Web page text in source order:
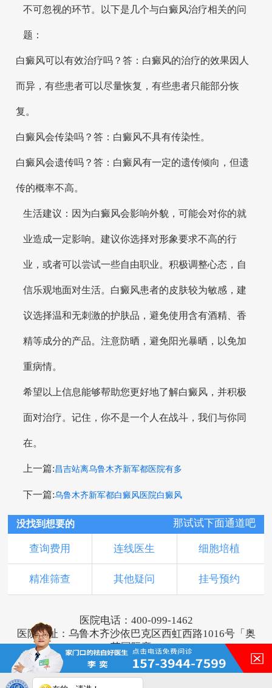
不可忽视的环节。以下是几个与白癜风治疗相关的问
题：
白癜风可以有效治疗吗？答：白癜风的治疗的效果因人
而异，有些患者可以尽量恢复，有些患者只能部分恢
复。
白癜风会传染吗？答：白癜风不具有传染性。
白癜风会遗传吗？答：白癜风有一定的遗传倾向，但遗
传的概率不高。
生活建议：因为白癜风会影响外貌，可能会对你的就
业造成一定影响。建议你选择对形象要求不高的行
业，或者可以尝试一些自由职业。积极调整心态，自
信乐观地面对生活。白癜风患者的皮肤较为敏感，建
议选择温和无刺激的护肤品，避免使用含有酒精、香
精等成分的产品。注意防晒，避免阳光暴晒，以免加
重病情。
希望以上信息能够帮助您更好地了解白癜风，并积极
面对治疗。记住，你不是一个人在战斗，我们与你同
在。
上一篇:昌吉站离乌鲁木齐新军都医院有多
下一篇:乌鲁木齐新军都白癜风医院白癜风
没找到想要的 那试试下面通道吧
查询费用 连线医生 细胞培植
精准筛查 其他疑问 挂号预约
医院电话：400-099-1462
医院地址：乌鲁木齐沙依巴克区西虹西路1016号「奥
莱国际旁」
版权所有：乌鲁木齐新军都皮肤病医院
新ICP备16001749号-3